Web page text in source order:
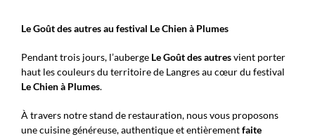
Le Goût des autres au festival Le Chien à Plumes
Pendant trois jours, l’auberge Le Goût des autresvient porter
haut les couleurs du territoire de Langres au cœur du festival
Le Chien à Plumes.
À travers notre stand de restauration, nous vous proposons
une cuisine généreuse, authentique et entièrementfaite